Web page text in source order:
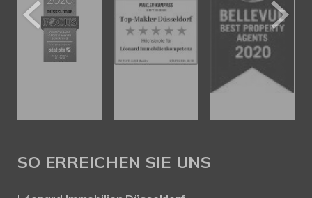
SO ERREICHEN SIE UNS